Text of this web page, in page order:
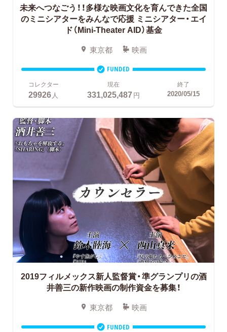
未来へつなごう！！多様な映画文化を育んできた全国
のミニシアターをみんなで応援ミニシアター・エイ
ド（Mini-Theater AID）基金
東京都 映画
FUNDED
コレクター
29926人
現在
331,025,487円
終了
2020/05/15
2019フィルメックス新人監督賞・準グランプリの酒
井善三の新作映画の制作資金を募集！
東京都 映画
FUNDED